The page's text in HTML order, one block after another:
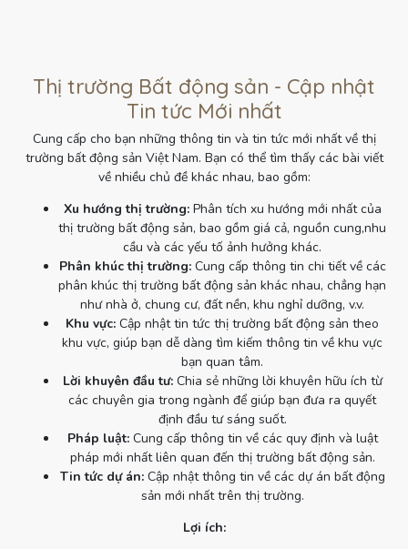
Thị trường Bất động sản - Cập nhật
Tin tức Mới nhất
Cung cấp cho bạn những thông tin và tin tức mới nhất về thị
trường bất động sản Việt Nam. Bạn có thể tìm thấy các bài viết
về nhiều chủ đề khác nhau, bao gồm:
Xu hướng thị trường:Phân tích xu hướng mới nhất của
thị trường bất động sản, bao gồm giá cả, nguồn cung,nhu
cầu và các yếu tố ảnh hưởng khác.
Phân khúc thị trường:Cung cấp thông tin chi tiết về các
phân khúc thị trường bất động sản khác nhau, chẳng hạn
như nhà ở, chung cư, đất nền, khu nghỉ dưỡng, v.v.
Khu vực: Cập nhật tin tức thị trường bất động sản theo
khu vực, giúp bạn dễ dàng tìm kiếm thông tin về khu vực
bạn quan tâm.
Lời khuyên đầu tư:Chia sẻ những lời khuyên hữu ích từ
các chuyên gia trong ngành để giúp bạn đưa ra quyết
định đầu tư sáng suốt.
Pháp luật:Cung cấp thông tin về các quy định và luật
pháp mới nhất liên quan đến thị trường bất động sản.
Tin tức dự án:Cập nhật thông tin về các dự án bất động
sản mới nhất trên thị trường.
Lợi ích: